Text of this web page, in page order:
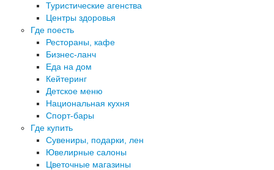
Туристические агенства
Центры здоровья
Где поесть
Рестораны, кафе
Бизнес-ланч
Еда на дом
Кейтеринг
Детское меню
Национальная кухня
Спорт-бары
Где купить
Сувениры, подарки, лен
Ювелирные салоны
Цветочные магазины